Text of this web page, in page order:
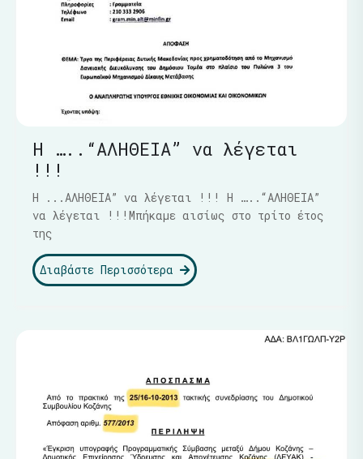
Η …..“ΑΛΗΘΕΙΑ” να λέγεται
!!!
Η ...ΑΛΗΘΕΙΑ” να λέγεται !!! Η …..“ΑΛΗΘΕΙΑ”
να λέγεται !!!Μπήκαμε αισίως στο τρίτο έτος
της
Διαβάστε Περισσότερα